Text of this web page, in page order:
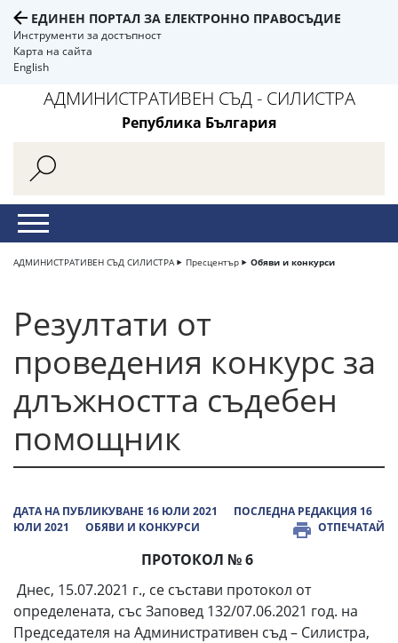
ЕДИНЕН ПОРТАЛ ЗА ЕЛЕКТРОННО ПРАВОСЪДИЕ
Инструменти за достъпност
Карта на сайта
English
АДМИНИСТРАТИВЕН СЪД - СИЛИСТРА
Република България
АДМИНИСТРАТИВЕН СЪД СИЛИСТРА Пресцентър Обяви и конкурси
Резултати от
проведения конкурс за
длъжността съдебен
помощник
ДАТА НА ПУБЛИКУВАНЕ 16 ЮЛИ 2021
ПОСЛЕДНА РЕДАКЦИЯ 16
ЮЛИ 2021
ОБЯВИ И КОНКУРСИ ОТПЕЧАТАЙ
ПРОТОКОЛ № 6
Днес, 15.07.2021 г., се състави протокол от
определената, със Заповед 132/07.06.2021 год. на
Председателя на Административен съд – Силистра,